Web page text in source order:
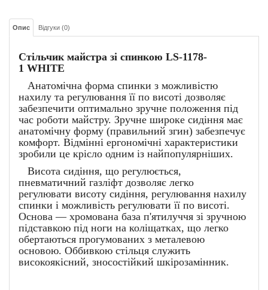
Опис Відгуки (0)
Стільчик майстра зі спинкою LS-1178-
1 WHITE
Анатомічна форма спинки з можливістю
нахилу та регулювання її по висоті дозволяє
забезпечити оптимально зручне положення під
час роботи майстру. Зручне широке сидіння має
анатомічну форму (правильний згин) забезпечує
комфорт. Відмінні ергономічні характеристики
зробили це крісло одним із найпопулярніших.
Висота сидіння, що регулюється,
пневматичний газліфт дозволяє легко
регулювати висоту сидіння, регулювання нахилу
спинки і можливість регулювати її по висоті.
Основа ― хромована база п'ятилуччя зі зручною
підставкою під ноги на коліщатках, що легко
обертаються прогумованих з металевою
основою. Оббивкою стільця служить
високоякісний, зносостійкий шкірозамінник.